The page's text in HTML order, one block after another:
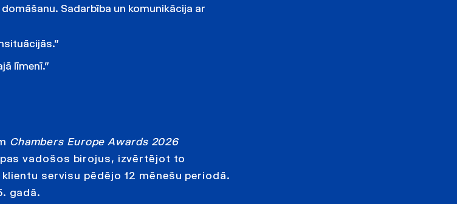
Sadarbība un komunikācija ar
līmenī.”
Chambers Europe Awards 2026
vadošos birojus, izvērtējot to
servisu pēdējo 12 mēnešu periodā.
gadā.